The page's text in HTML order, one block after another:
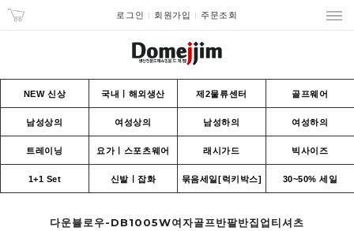
로그인 회원가입 주문조회
NEW 신상 국내ㅣ해외생산 제2물류센터 골프웨어
남성상의 여성상의 남성하의 여성하의
트레이닝 요가ㅣ스포츠웨어 래시가드 빅사이즈
1+1 Set 신발ㅣ잡화 묶음세일[럭키박스] 30~50% 세일
다운블로우-DB1005W여자골프반팔반집업티셔츠